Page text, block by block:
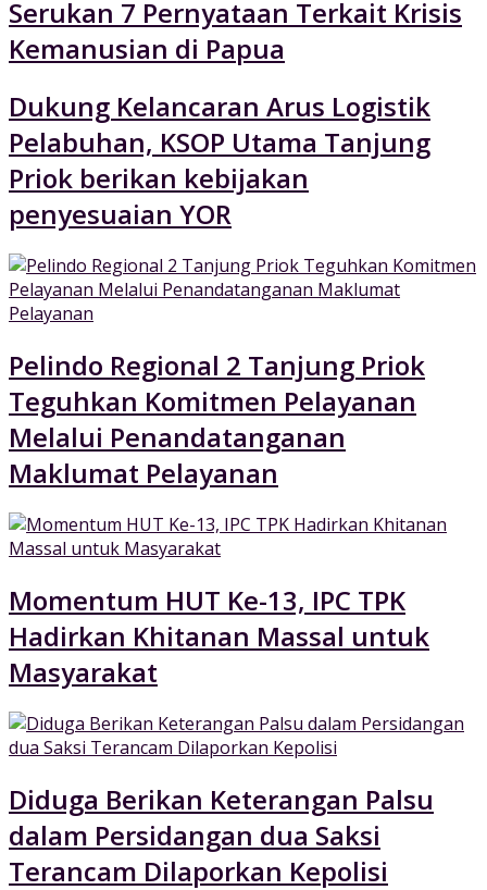
Serukan 7 Pernyataan Terkait Krisis
Kemanusian di Papua
Dukung Kelancaran Arus Logistik
Pelabuhan, KSOP Utama Tanjung
Priok berikan kebijakan
penyesuaian YOR
Pelindo Regional 2 Tanjung Priok
Teguhkan Komitmen Pelayanan
Melalui Penandatanganan
Maklumat Pelayanan
Momentum HUT Ke-13, IPC TPK
Hadirkan Khitanan Massal untuk
Masyarakat
Diduga Berikan Keterangan Palsu
dalam Persidangan dua Saksi
Terancam Dilaporkan Kepolisi